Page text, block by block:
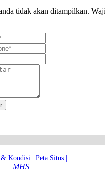
tidak akan ditampilkan.
Kondisi | Peta Situs |
MHS